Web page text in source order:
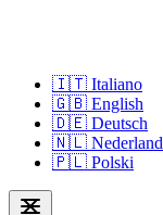
🇮🇹 Italiano
🇬🇧 English
🇩🇪 Deutsch
🇳🇱
🇵🇱 Polski